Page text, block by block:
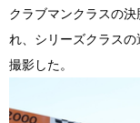
クラブマンクラスの
れ、シリーズクラス
撮影した。